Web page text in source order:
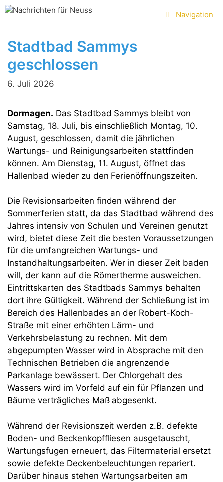
Zum
Navigation
Stadtbad Sammys
geschlossen
6. Juli 2026
Dormagen. Das Stadtbad Sammys bleibt von
Samstag, 18. Juli, bis einschließlich Montag, 10.
August, geschlossen, damit die jährlichen
Wartungs- und Reinigungsarbeiten stattfinden
können. Am Dienstag, 11. August, öffnet das
Hallenbad wieder zu den Ferienöffnungszeiten.
Die Revisionsarbeiten finden während der
Sommerferien statt, da das Stadtbad während des
Jahres intensiv von Schulen und Vereinen genutzt
wird, bietet diese Zeit die besten Voraussetzungen
für die umfangreichen Wartungs- und
Instandhaltungsarbeiten. Wer in dieser Zeit baden
will, der kann auf die Römertherme ausweichen.
Eintrittskarten des Stadtbads Sammys behalten
dort ihre Gültigkeit. Während der Schließung ist im
Bereich des Hallenbades an der Robert-Koch-
Straße mit einer erhöhten Lärm- und
Verkehrsbelastung zu rechnen. Mit dem
abgepumpten Wasser wird in Absprache mit den
Technischen Betrieben die angrenzende
Parkanlage bewässert. Der Chlorgehalt des
Wassers wird im Vorfeld auf ein für Pflanzen und
Bäume verträgliches Maß abgesenkt.
Während der Revisionszeit werden z.B. defekte
Boden- und Beckenkopffliesen ausgetauscht,
Wartungsfugen erneuert, das Filtermaterial ersetzt
sowie defekte Deckenbeleuchtungen repariert.
Darüber hinaus stehen Wartungsarbeiten am